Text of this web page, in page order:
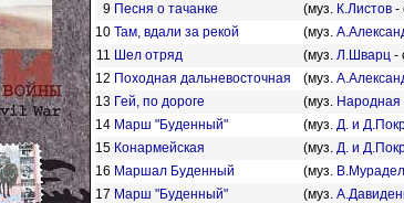
9 Песня о тачанке (муз. К.Листов -
10 Там, вдали за рекой (муз.
11 Шел отряд (муз. Л.Шварц -
12 Походная дальневосточная (муз.
13 Гей, по дороге (муз. Народная
14 Марш "Буденный" (муз. Д. и
15 Конармейская (муз. Д. и
16 Маршал Буденный (муз.
17 Марш "Буденный" (муз.